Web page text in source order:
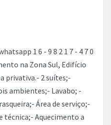
1 6 - 9 8 2 1 7 - 4 7 0
na Zona Sul, Edifício
privativa.- 2 suítes;-
ambientes;- Lavabo; -
Área de serviço;-
técnica;- Aquecimento a